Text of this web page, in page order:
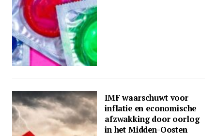
IMF waarschuwt voor
inflatie en economische
afzwakking door oorlog
in het Midden-Oosten